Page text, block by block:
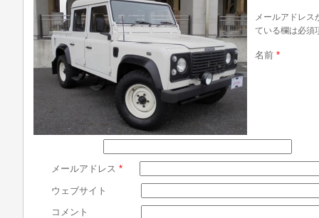
メールアドレス
ている欄は必須
名前 *
メールアドレス *
ウェブサイト
コメント